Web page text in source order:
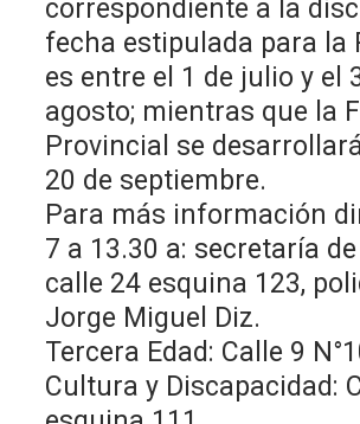
correspondiente a la
fecha estipulada para la
es entre el 1 de julio y el
agosto; mientras que la
Provincial se
20 de septiembre.
Para más información
7 a 13.30 a: secretaría
calle 24 esquina 123,
Jorge Miguel Diz.
Tercera Edad: Calle 9
Cultura y Discapacidad: